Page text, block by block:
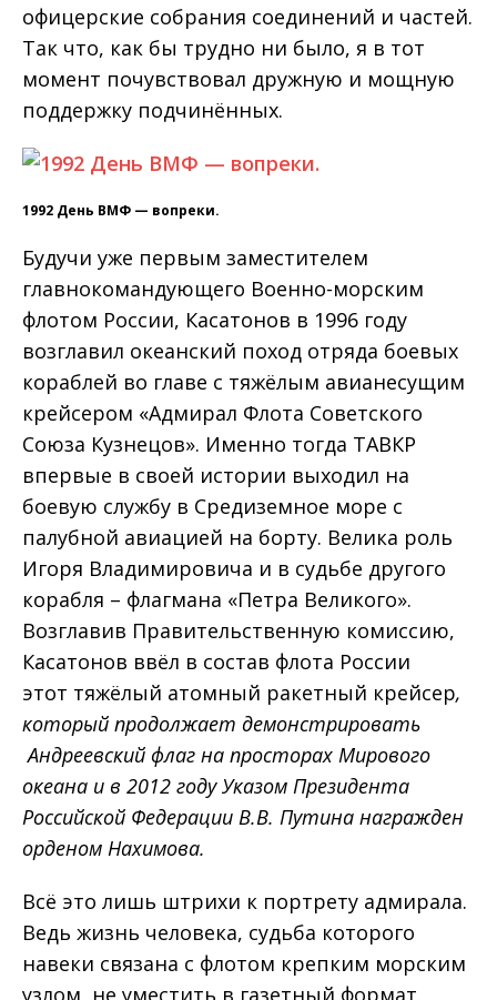
офицерские собрания соединений и частей.
Так что, как бы трудно ни было, я в тот
момент почувствовал дружную и мощную
поддержку подчинённых.
1992 День ВМФ — вопреки.
Будучи уже первым заместителем
главнокомандующего Военно-морским
флотом России, Касатонов в 1996 году
возглавил океанский поход отряда боевых
кораблей во главе с тяжёлым авианесущим
крейсером «Адмирал Флота Советского
Союза Кузнецов». Именно тогда ТАВКР
впервые в своей истории выходил на
боевую службу в Средиземное море с
палубной авиацией на борту. Велика роль
Игоря Владимировича и в судьбе другого
корабля – флагмана «Петра Великого».
Возглавив Правительственную комиссию,
Касатонов ввёл в состав флота России
этот тяжёлый атомный ракетный крейсер,
который продолжает демонстрировать
Андреевский флаг на просторах Мирового
океана и в 2012 году Указом Президента
Российской Федерации В.В. Путина награжден
орденом Нахимова.
Всё это лишь штрихи к портрету адмирала.
Ведь жизнь человека, судьба которого
навеки связана с флотом крепким морским
узлом, не уместить в газетный формат.